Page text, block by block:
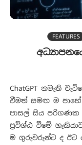
FEATURES
ChatGPT නමැති
වීමත් සමඟ ම
පාසල් සිය පරිගණක
ප්‍රවිශ්ඨ වීමේ
ම ගුරුවරුන්ට ද ඊට